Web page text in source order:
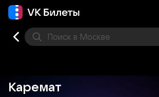
Поиск в Москве
Каремат